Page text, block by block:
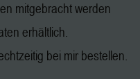
mitgebracht werden
erhältlich.
bei mir bestellen.